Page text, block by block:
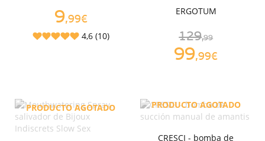
9,99€
4,6 (10)
ERGOTUM
129,99
99,99€
PRODUCTO AGOTADO PRODUCTO AGOTADO
CRESCI - bomba de